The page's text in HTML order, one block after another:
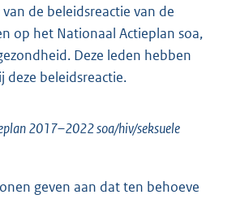
de beleidsreactie van de
op het Nationaal Actieplan soa,
Deze leden hebben
deze beleidsreactie.
2017–2022 soa/hiv/seksuele
geven aan dat ten behoeve